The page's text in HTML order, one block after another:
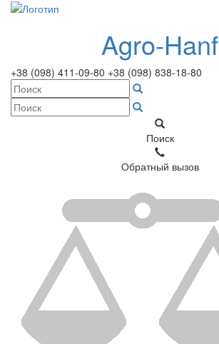
Agro-Hanf
+38 (098) 411-09-80 +38 (098) 838-18-80
Поиск
Обратный вызов